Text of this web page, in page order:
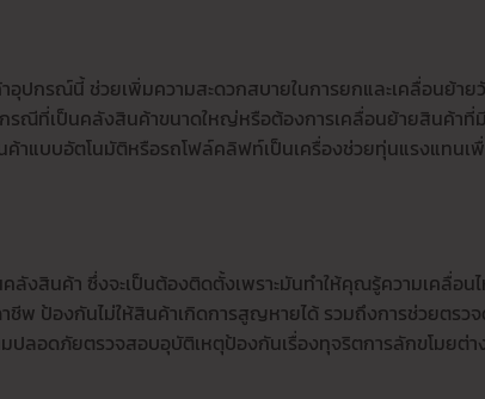
ปกรณ์นี้ ช่วยเพิ่มความสะดวกสบายในการยกและเคลื่อนย้าย
รณีที่เป็นคลังสินค้าขนาดใหญ่หรือต้องการเคลื่อนย้ายสินค้าที่
าแบบอัตโนมัติหรือรถโฟล์คลิฟท์เป็นเครื่องช่วยทุ่นแรงแทนเ
งสินค้า ซึ่งจะเป็นต้องติดตั้งเพราะมันทำให้คุณรู้ความเคลื่อน
ชีพ ป้องกันไม่ให้สินค้าเกิดการสูญหายได้ รวมถึงการช่วยตรว
ลอดภัยตรวจสอบอุบัติเหตุป้องกันเรื่องทุจริตการลักขโมยต่า